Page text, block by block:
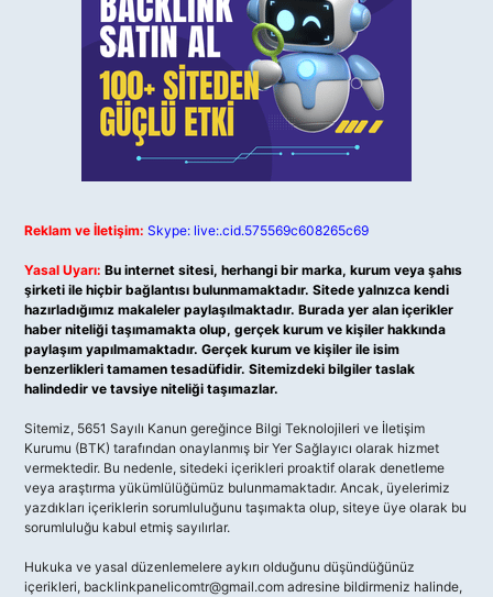
Reklam ve İletişim: Skype: live:.cid.575569c608265c69
Yasal Uyarı: Bu internet sitesi, herhangi bir marka, kurum veya şahıs
şirketi ile hiçbir bağlantısı bulunmamaktadır. Sitede yalnızca kendi
hazırladığımız makaleler paylaşılmaktadır. Burada yer alan içerikler
haber niteliği taşımamakta olup, gerçek kurum ve kişiler hakkında
paylaşım yapılmamaktadır. Gerçek kurum ve kişiler ile isim
benzerlikleri tamamen tesadüfidir. Sitemizdeki bilgiler taslak
halindedir ve tavsiye niteliği taşımazlar.
Sitemiz, 5651 Sayılı Kanun gereğince Bilgi Teknolojileri ve İletişim
Kurumu (BTK) tarafından onaylanmış bir Yer Sağlayıcı olarak hizmet
vermektedir. Bu nedenle, sitedeki içerikleri proaktif olarak denetleme
veya araştırma yükümlülüğümüz bulunmamaktadır. Ancak, üyelerimiz
yazdıkları içeriklerin sorumluluğunu taşımakta olup, siteye üye olarak bu
sorumluluğu kabul etmiş sayılırlar.
Hukuka ve yasal düzenlemelere aykırı olduğunu düşündüğünüz
içerikleri, backlinkpanelicomtr@gmail.com adresine bildirmeniz halinde,